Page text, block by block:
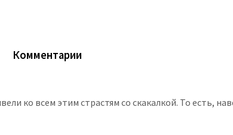
Комментарии
ко всем этим страстям со скакалкой. То есть,